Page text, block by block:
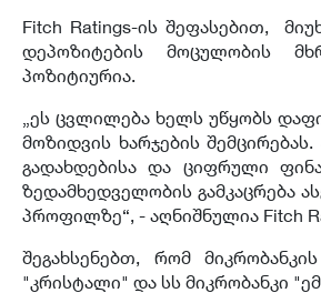
Fitch Ratings-ის შეფასებით,
დეპოზიტების მოცულობის
პოზიტიურია.
„ეს ცვლილება ხელს უწყობს
მოზიდვის ხარჯების
გადახდებისა და ციფრული
ზედამხედველობის გამკაცრება
პროფილზე“, - აღნიშნულია Fitch
შეგახსენებთ, რომ
"კრისტალი" და სს მიკრობანკი